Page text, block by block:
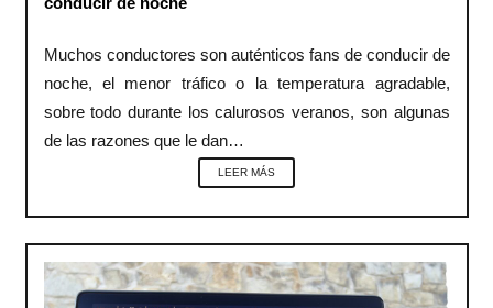
Muchos conductores son auténticos fans de conducir de
noche, el menor tráfico o la temperatura agradable,
sobre todo durante los calurosos veranos, son algunas
de las razones que le dan…
LEER MÁS